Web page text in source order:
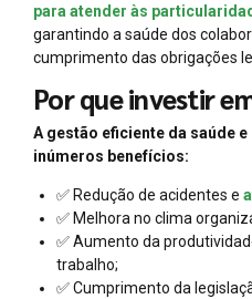
para atender às
garantindo a saúde dos
cumprimento das obrigações
Por que investir
A gestão eficiente da saúde
inúmeros benefícios:
✅ Redução de acidentes e
✅ Melhora no clima
✅ Aumento da
trabalho;
✅ Cumprimento da